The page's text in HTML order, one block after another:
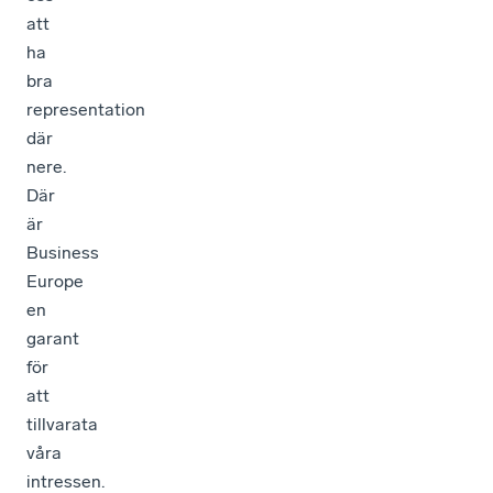
att
ha
bra
representation
där
nere.
Där
är
Business
Europe
en
garant
för
att
tillvarata
våra
intressen.